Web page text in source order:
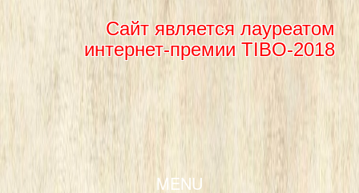
Сайт является лауреатом
интернет-премии TIBO-2018
MENU
SKIP TO CONTENT